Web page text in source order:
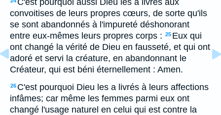
C'est pourquoi aussi Dieu les a livrés aux
convoitises de leurs propres cœurs, de sorte qu'ils
se sont abandonnés à l'impureté déshonorant
entre eux-mêmes leurs propres corps : 25 Eux qui
ont changé la vérité de Dieu en fausseté, et qui ont
adoré et servi la créature, en abandonnant le
Créateur, qui est béni éternellement : Amen.
26 C'est pourquoi Dieu les a livrés à leurs affections
infâmes; car même les femmes parmi eux ont
changé l'usage naturel en celui qui est contre la